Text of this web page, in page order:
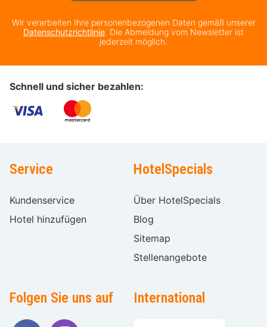
Wir verarbeiten Ihre personenbezogenen Daten gemäß unserer
Datenschutzrichtlinie. Die Abmeldung vom Newsletter ist
jederzeit möglich.
Schnell und sicher bezahlen:
Service
Kundenservice
Hotel hinzufügen
HotelSpecials
Über HotelSpecials
Blog
Sitemap
Stellenangebote
Folgen Sie uns auf International